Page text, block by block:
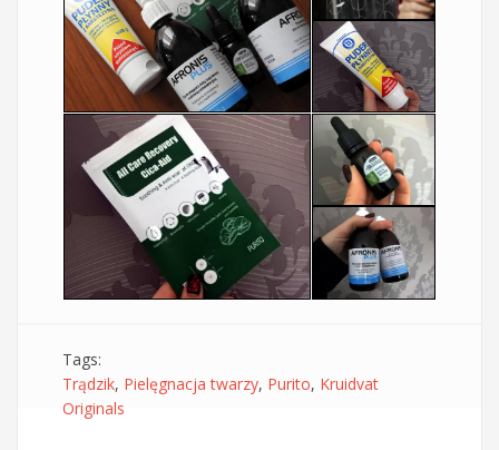
Tags:
Trądzik, Pielęgnacja twarzy, Purito, Kruidvat
Originals